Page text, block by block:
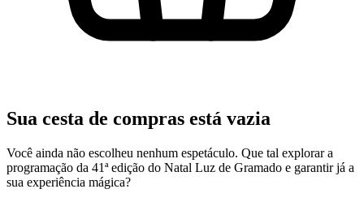
Sua cesta de compras está vazia
Você ainda não escolheu nenhum espetáculo. Que tal explorar a
programação da 41ª edição do Natal Luz de Gramado e garantir já a
sua experiência mágica?